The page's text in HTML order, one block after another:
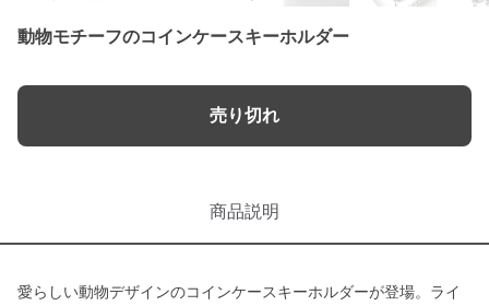
動物モチーフのコインケースキーホルダー
売り切れ
商品説明
愛らしい動物デザインのコインケースキーホルダーが登場。ライ